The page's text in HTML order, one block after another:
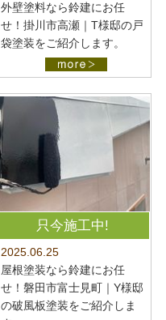
外壁塗料なら鈴建にお任
せ！掛川市高瀬｜T様邸の戸
袋塗装をご紹介します。
只今施工中!
2025.06.25
屋根塗装なら鈴建にお任
せ！磐田市富士見町｜Y様邸
の破風板塗装をご紹介しま